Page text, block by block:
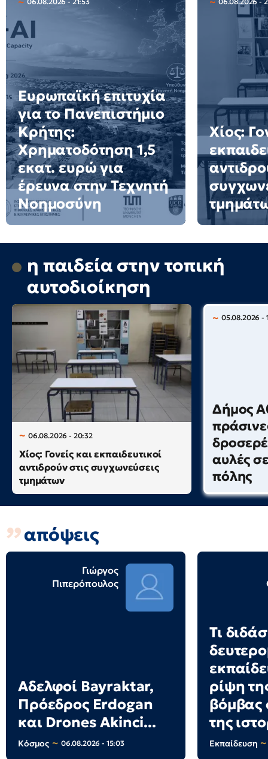
Ευρωπαϊκή επιτυχία
για το Πανεπιστήμιο
Κρήτης:
Χρηματοδότηση 1,5
εκατ. ευρώ για
έρευνα στην Τεχνητή
Νοημοσύνη
Χίος:
η παιδεία στην τοπική
αυτοδιοίκηση
06.08.2026 - 20:32
Χίος: Γονείς και εκπαιδευτικοί
αντιδρούν στις συγχωνεύσεις
τμημάτων
05.08.2026 -
Δήμος
αυλές
πόλης
απόψεις
Γιώργος
Πιπερόπουλος
Αδελφοί Bayraktar,
Πρόεδρος Erdogan
και Drones Akinci...
Κόσμος 06.08.2026 - 15:03
Τι
ρίψη
βόμβας
της
Εκπαίδευση